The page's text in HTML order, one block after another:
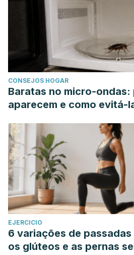
CONSEJOS HOGAR
Baratas no micro-ondas:
aparecem e como evitá-
EJERCICIO
6 variações de
os glúteos e as pernas